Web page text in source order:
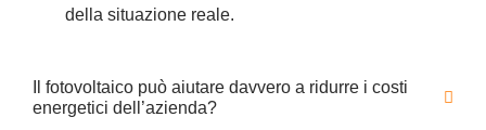
della situazione reale.
Il fotovoltaico può aiutare davvero a ridurre i costi
energetici dell’azienda?